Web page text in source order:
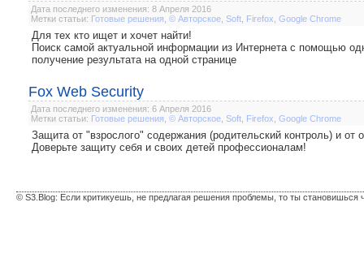
Дата последнего изменения: 8 Апреля 2016
Метки статьи: Готовые решения © Авторское Soft Firefox Google Chrome
Для тех кто ищет и хочет найти!
Поиск самой актуальной информации из Интернета с помощью
получение результата на одной странице
Fox Web Security
Дата последнего изменения: 6 Апреля 2016
Метки статьи: Готовые решения © Авторское Soft Firefox Google Chrome
Защита от "взрослого" содержания (родительский контроль) и от
Доверьте защиту себя и своих детей профессионалам!
© S3.Blog: Если критикуешь, не предлагая решения проблемы, то ты становишься